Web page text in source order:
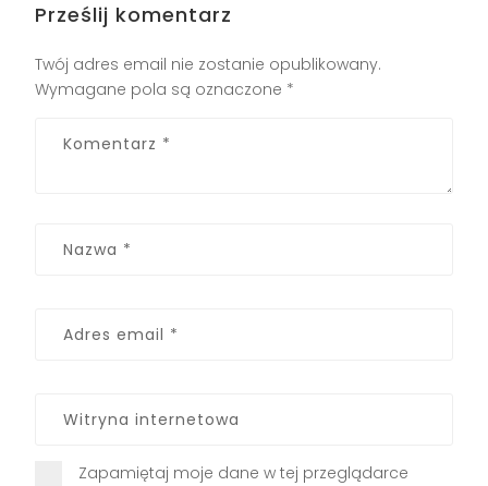
Prześlij komentarz
Twój adres email nie zostanie opublikowany.
Wymagane pola są oznaczone *
Zapamiętaj moje dane w tej przeglądarce